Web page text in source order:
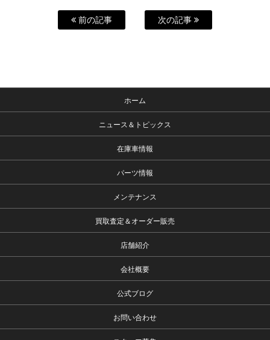
前の記事 次の記事
ホーム
ニュース＆トピックス
在庫車情報
パーツ情報
メンテナンス
買取査定＆オーダー販売
店舗紹介
会社概要
公式ブログ
お問い合わせ